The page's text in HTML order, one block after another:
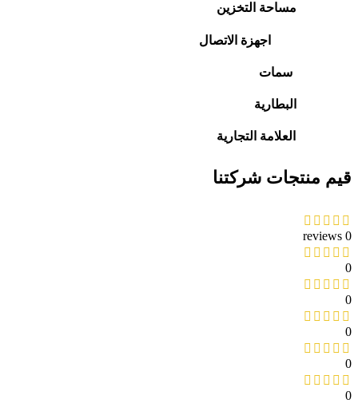
مساحة التخزين
اجهزة الاتصال
سمات
البطارية
العلامة التجارية
قيم منتجات شركتنا
0 reviews
0
0
0
0
0